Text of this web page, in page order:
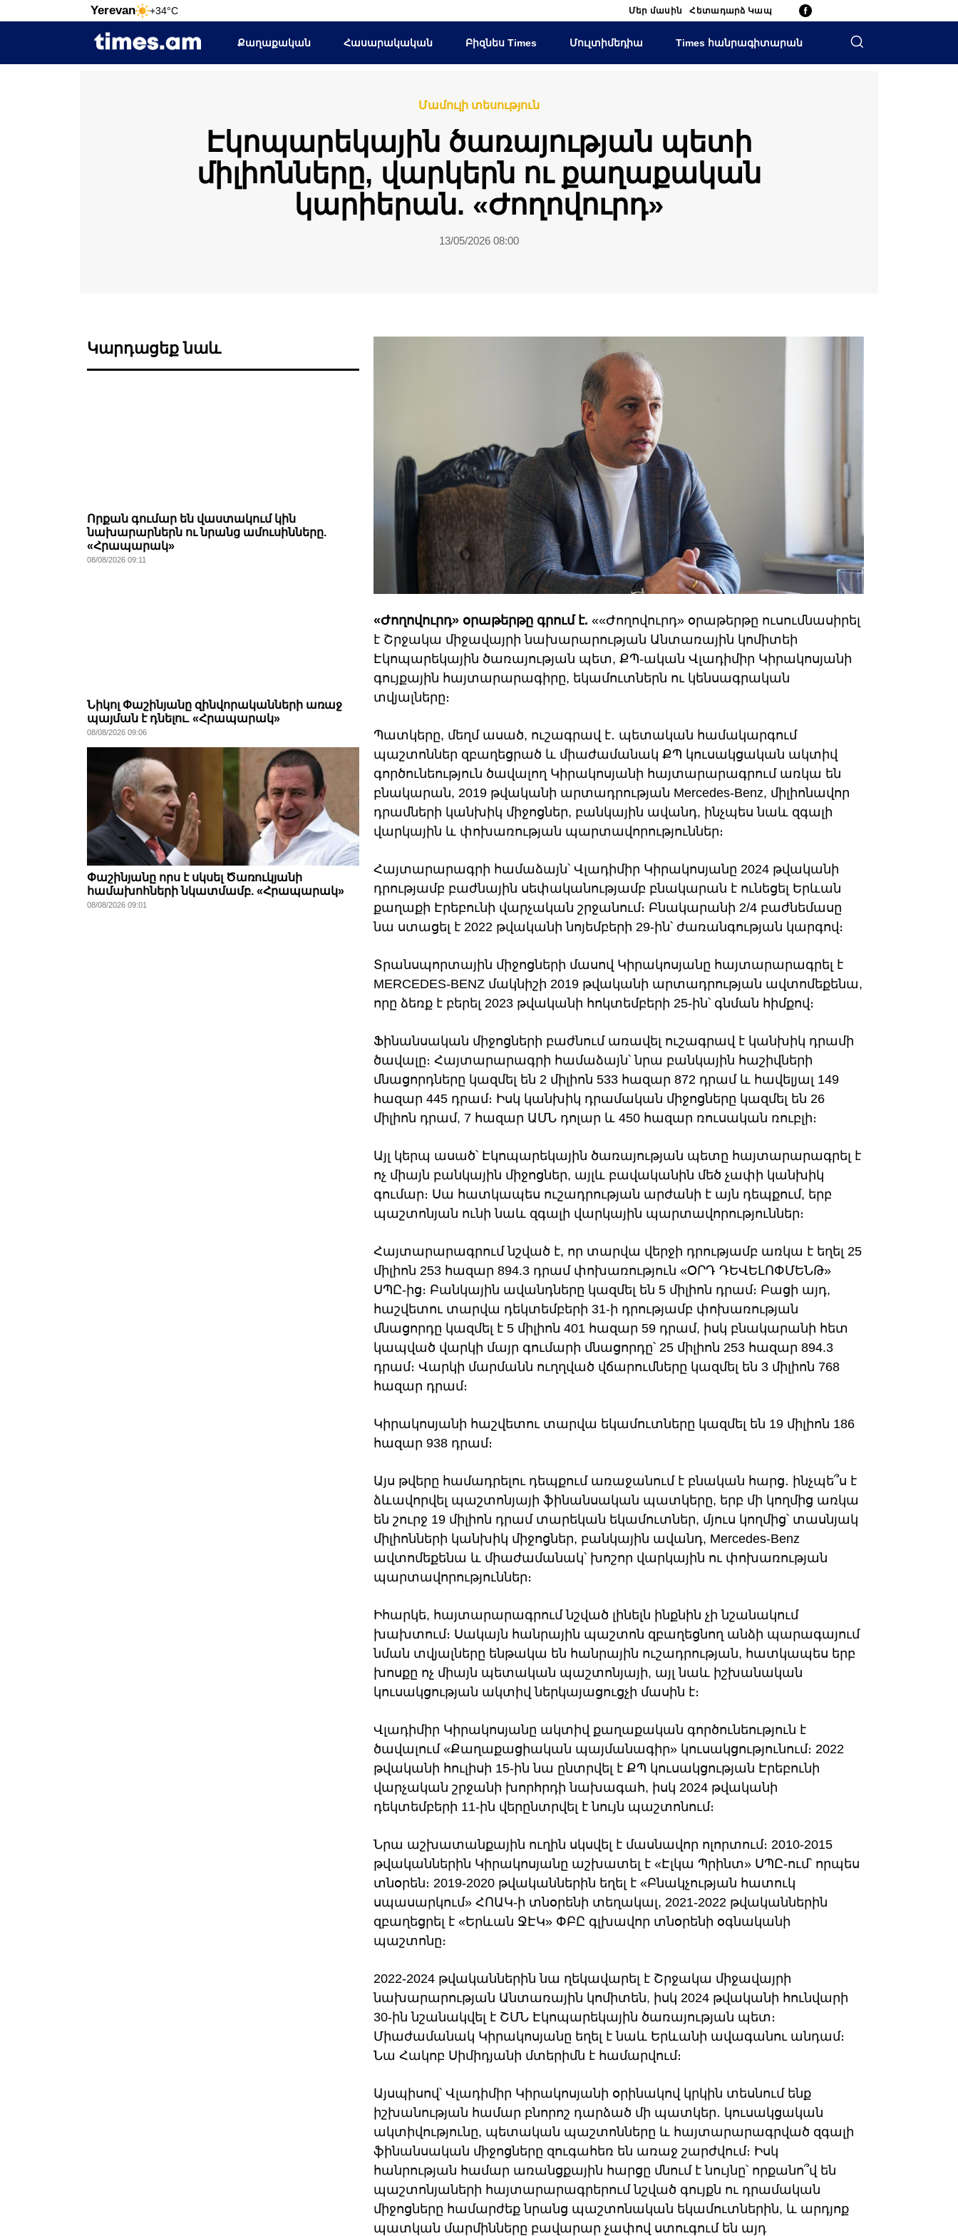
Yerevan +34°C Մեր մասին Հետադարձ Կապ
Քաղաքական Հասարակական Բիզնես Times Մուլտիմեդիա Times հանրագիտարան
Մամուլի տեսություն
Էկոպարեկային ծառայության պետի
միլիոնները, վարկերն ու քաղաքական
կարիերան. «Ժողովուրդ»
13/05/2026 08:00
Կարդացեք նաև
Որքան գումար են վաստակում կին
նախարարներն ու նրանց ամուսինները.
«Հրապարակ»
08/08/2026 09:11
Նիկոլ Փաշինյանը զինվորականների առաջ
պայման է դնելու. «Հրապարակ»
08/08/2026 09:06
Փաշինյանը որս է սկսել Ծառուկյանի
համախոհների նկատմամբ. «Հրապարակ»
08/08/2026 09:01
«Ժողովուրդ» օրաթերթը գրում է. ««Ժողովուրդ» օրաթերթը ուսումնասիրել
է Շրջակա միջավայրի նախարարության Անտառային կոմիտեի
Էկոպարեկային ծառայության պետ, ՔՊ-ական Վլադիմիր Կիրակոսյանի
գույքային հայտարարագիրը, եկամուտներն ու կենսագրական
տվյալները։
Պատկերը, մեղմ ասած, ուշագրավ է․ պետական համակարգում
պաշտոններ զբաղեցրած և միաժամանակ ՔՊ կուսակցական ակտիվ
գործունեություն ծավալող Կիրակոսյանի հայտարարագրում առկա են
բնակարան, 2019 թվականի արտադրության Mercedes-Benz, միլիոնավոր
դրամների կանխիկ միջոցներ, բանկային ավանդ, ինչպես նաև զգալի
վարկային և փոխառության պարտավորություններ։
Հայտարարագրի համաձայն՝ Վլադիմիր Կիրակոսյանը 2024 թվականի
դրությամբ բաժնային սեփականությամբ բնակարան է ունեցել Երևան
քաղաքի Էրեբունի վարչական շրջանում։ Բնակարանի 2/4 բաժնեմասը
նա ստացել է 2022 թվականի նոյեմբերի 29-ին՝ ժառանգության կարգով։
Տրանսպորտային միջոցների մասով Կիրակոսյանը հայտարարագրել է
MERCEDES-BENZ մակնիշի 2019 թվականի արտադրության ավտոմեքենա,
որը ձեռք է բերել 2023 թվականի հոկտեմբերի 25-ին՝ գնման հիմքով։
Ֆինանսական միջոցների բաժնում առավել ուշագրավ է կանխիկ դրամի
ծավալը։ Հայտարարագրի համաձայն՝ նրա բանկային հաշիվների
մնացորդները կազմել են 2 միլիոն 533 հազար 872 դրամ և հավելյալ 149
հազար 445 դրամ։ Իսկ կանխիկ դրամական միջոցները կազմել են 26
միլիոն դրամ, 7 հազար ԱՄՆ դոլար և 450 հազար ռուսական ռուբլի։
Այլ կերպ ասած՝ Էկոպարեկային ծառայության պետը հայտարարագրել է
ոչ միայն բանկային միջոցներ, այլև բավականին մեծ չափի կանխիկ
գումար։ Սա հատկապես ուշադրության արժանի է այն դեպքում, երբ
պաշտոնյան ունի նաև զգալի վարկային պարտավորություններ։
Հայտարարագրում նշված է, որ տարվա վերջի դրությամբ առկա է եղել 25
միլիոն 253 հազար 894.3 դրամ փոխառություն «ՕՐԴ ԴԵՎԵԼՈՓՄԵՆԹ»
ՍՊԸ-ից։ Բանկային ավանդները կազմել են 5 միլիոն դրամ։ Բացի այդ,
հաշվետու տարվա դեկտեմբերի 31-ի դրությամբ փոխառության
մնացորդը կազմել է 5 միլիոն 401 հազար 59 դրամ, իսկ բնակարանի հետ
կապված վարկի մայր գումարի մնացորդը՝ 25 միլիոն 253 հազար 894.3
դրամ։ Վարկի մարմանն ուղղված վճարումները կազմել են 3 միլիոն 768
հազար դրամ։
Կիրակոսյանի հաշվետու տարվա եկամուտները կազմել են 19 միլիոն 186
հազար 938 դրամ։
Այս թվերը համադրելու դեպքում առաջանում է բնական հարց․ ինչպե՞ս է
ձևավորվել պաշտոնյայի ֆինանսական պատկերը, երբ մի կողմից առկա
են շուրջ 19 միլիոն դրամ տարեկան եկամուտներ, մյուս կողմից՝ տասնյակ
միլիոնների կանխիկ միջոցներ, բանկային ավանդ, Mercedes-Benz
ավտոմեքենա և միաժամանակ՝ խոշոր վարկային ու փոխառության
պարտավորություններ։
Իհարկե, հայտարարագրում նշված լինելն ինքնին չի նշանակում
խախտում։ Սակայն հանրային պաշտոն զբաղեցնող անձի պարագայում
նման տվյալները ենթակա են հանրային ուշադրության, հատկապես երբ
խոսքը ոչ միայն պետական պաշտոնյայի, այլ նաև իշխանական
կուսակցության ակտիվ ներկայացուցչի մասին է։
Վլադիմիր Կիրակոսյանը ակտիվ քաղաքական գործունեություն է
ծավալում «Քաղաքացիական պայմանագիր» կուսակցությունում։ 2022
թվականի հուլիսի 15-ին նա ընտրվել է ՔՊ կուսակցության Էրեբունի
վարչական շրջանի խորհրդի նախագահ, իսկ 2024 թվականի
դեկտեմբերի 11-ին վերընտրվել է նույն պաշտոնում։
Նրա աշխատանքային ուղին սկսվել է մասնավոր ոլորտում։ 2010-2015
թվականներին Կիրակոսյանը աշխատել է «Էլկա Պրինտ» ՍՊԸ-ում՝ որպես
տնօրեն։ 2019-2020 թվականներին եղել է «Բնակչության հատուկ
սպասարկում» ՀՈԱԿ-ի տնօրենի տեղակալ, 2021-2022 թվականներին
զբաղեցրել է «Երևան ՋԷԿ» ՓԲԸ գլխավոր տնօրենի օգնականի
պաշտոնը։
2022-2024 թվականներին նա ղեկավարել է Շրջակա միջավայրի
նախարարության Անտառային կոմիտեն, իսկ 2024 թվականի հունվարի
30-ին նշանակվել է ՇՄՆ Էկոպարեկային ծառայության պետ։
Միաժամանակ Կիրակոսյանը եղել է նաև Երևանի ավագանու անդամ։
Նա Հակոբ Սիմիդյանի մտերիմն է համարվում։
Այսպիսով՝ Վլադիմիր Կիրակոսյանի օրինակով կրկին տեսնում ենք
իշխանության համար բնորոշ դարձած մի պատկեր․ կուսակցական
ակտիվությունը, պետական պաշտոնները և հայտարարագրված զգալի
ֆինանսական միջոցները զուգահեռ են առաջ շարժվում։ Իսկ
հանրության համար առանցքային հարցը մնում է նույնը՝ որքանո՞վ են
պաշտոնյաների հայտարարագրերում նշված գույքն ու դրամական
միջոցները համարժեք նրանց պաշտոնական եկամուտներին, և արդյոք
պատկան մարմինները բավարար չափով ստուգում են այդ